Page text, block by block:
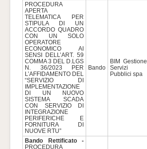
PROCEDURA
APERTA
TELEMATICA PER
STIPULA DI UN
ACCORDO QUADRO
CON UN SOLO
OPERATORE
ECONOMICO AI
SENSI DELL’ART. 59
COMMA 3 DEL D.LGS
N. 36/2023 PER
L’AFFIDAMENTO DEL
“SERVIZIO DI
IMPLEMENTAZIONE
DI UN NUOVO
SISTEMA SCADA
CON SERVIZIO DI
INTEGRAZIONE
PERIFERICHE E
FORNITURA DI
NUOVE RTU”
Bando
BIM Gestione
Servizi
Pubblici spa
Bando Rettificato -
PROCEDURA